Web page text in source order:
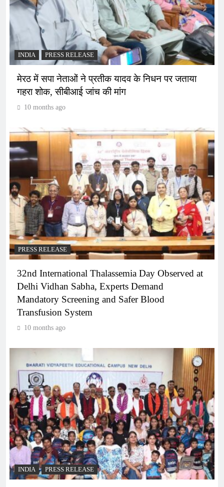
INDIA PRESS RELEASE
मेरठ में सपा नेताओं ने प्रतीक यादव के निधन पर जताया
गहरा शोक, सीबीआई जांच की मांग
10 months ago
PRESS RELEASE
32nd International Thalassemia Day Observed at
Delhi Vidhan Sabha, Experts Demand
Mandatory Screening and Safer Blood
Transfusion System
10 months ago
INDIA PRESS RELEASE